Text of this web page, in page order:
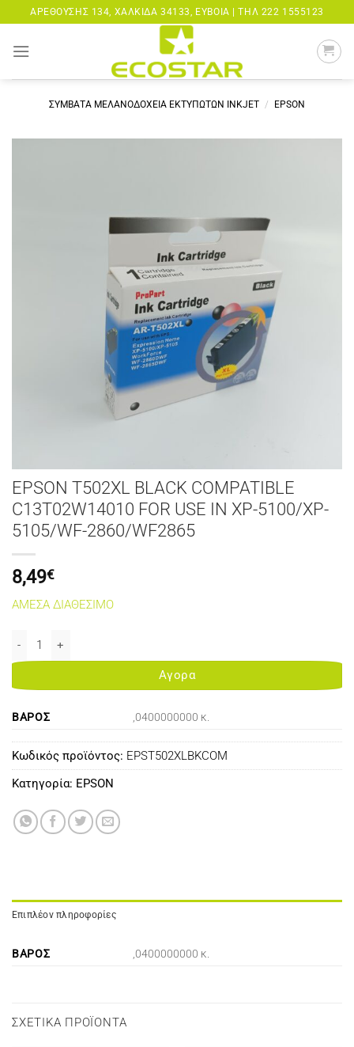
Μετάβαση
στο
περιεχόμενο
ΑΡΕΘΟΎΣΗΣ 134, ΧΑΛΚΊΔΑ 34133, ΕΎΒΟΙΑ |ΤΗΛ 222 1555123
ΣΥΜΒΑΤΑ ΜΕΛΑΝΟΔΟΧΕΙΑ ΕΚΤΥΠΩΤΩΝ INKJET / EPSON
EPSON T502XL BLACK COMPATIBLE
C13T02W14010 FOR USE IN XP-5100/XP-
5105/WF-2860/WF2865
8,49€
ΑΜΕΣΑ ΔΙΑΘΕΣΙΜΟ
EPSON T502XL BLACK COMPATIBLE C13T02W14010 FOR USE IN
Αγορα
ΒΆΡΟΣ ,0400000000 κ.
Κωδικός προϊόντος: EPST502XLBKCOM
Κατηγορία: EPSON
Επιπλέον πληροφορίες
ΒΆΡΟΣ ,0400000000 κ.
ΣΧΕΤΙΚΆ ΠΡΟΪΌΝΤΑ